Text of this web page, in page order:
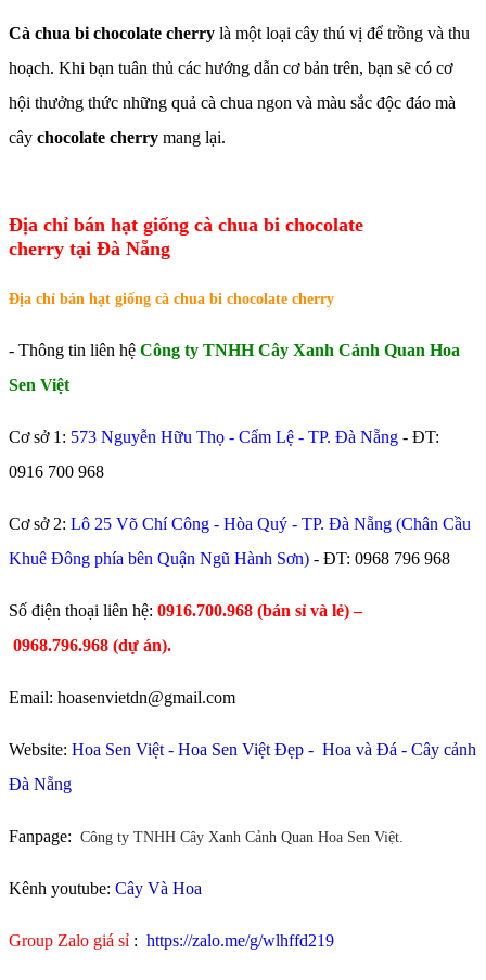
Cà chua bi chocolate cherry là một loại cây thú vị để trồng và thu
hoạch. Khi bạn tuân thủ các hướng dẫn cơ bản trên, bạn sẽ có cơ
hội thưởng thức những quả cà chua ngon và màu sắc độc đáo mà
cây chocolate cherry mang lại.
Địa chỉ bán hạt giống cà chua bi chocolate
cherry tại Đà Nẵng
Địa chỉ bán hạt giống cà chua bi chocolate cherry
- Thông tin liên hệ Công ty TNHH Cây Xanh Cảnh Quan Hoa
Sen Việt
Cơ sở 1: 573 Nguyễn Hữu Thọ - Cẩm Lệ - TP. Đà Nẵng - ĐT:
0916 700 968
Cơ sở 2: Lô 25 Võ Chí Công - Hòa Quý - TP. Đà Nẵng (Chân Cầu
Khuê Đông phía bên Quận Ngũ Hành Sơn) - ĐT: 0968 796 968
​Số điện thoại liên hệ: 0916.700.968 (bán sỉ và lẻ) –
0968.796.968 (dự án).
Email: hoasenvietdn@gmail.com
Website: Hoa Sen Việt - Hoa Sen Việt Đẹp - Hoa và Đá - Cây cảnh
Đà Nẵng
Fanpage: Công ty TNHH Cây Xanh Cảnh Quan Hoa Sen Việt.
Kênh youtube: Cây Và Hoa
Group Zalo giá sỉ : https://zalo.me/g/wlhffd219